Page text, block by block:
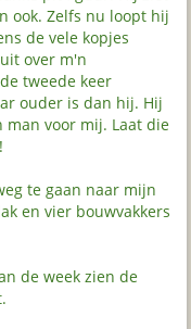
ook. Zelfs nu loopt hij
de vele kopjes
over m'n
tweede keer
ouder is dan hij. Hij
man voor mij. Laat die
te gaan naar mijn
en vier bouwvakkers
de week zien de